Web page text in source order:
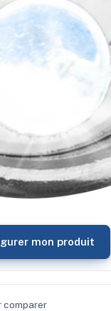
mon produit
comparer